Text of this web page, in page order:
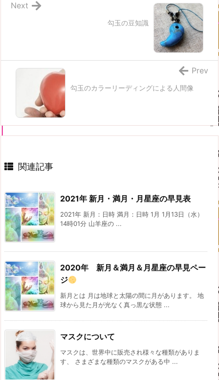
勾玉の豆知識
Next
勾玉のカラーリーディングによる人間像
Prev
関連記事
2021年 新月・満月・月星座の早見表
2021年 新月：日時 満月：日時 1月 1月13日（水）
14時01分 山羊座の ...
2020年 新月＆満月＆月星座の早見ペー
ジ
新月とは 月は地球と太陽の間に月があります。 地
球から見た月が光なく真っ黒な状態 ...
マスクについて
マスクは、世界中に販売され様々な種類がありま
す、 さまざまな種類のマスクがある中 ...